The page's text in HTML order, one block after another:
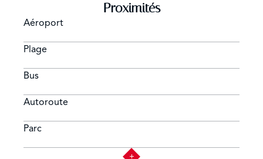
Proximités
Aéroport
Plage
Bus
Autoroute
Parc